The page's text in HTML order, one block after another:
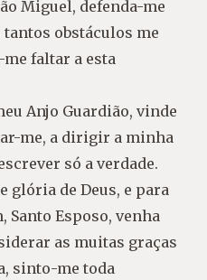
Miguel, defenda-me
obstáculos me
faltar a esta
Anjo Guardião, vinde
me, a dirigir a minha
só a verdade.
glória de Deus, e para
Santo Esposo, venha
as muitas graças
sinto-me toda